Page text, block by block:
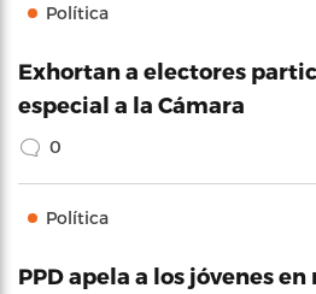
Política
Exhortan a electores
especial a la Cámara
0
Política
PPD apela a los jóvenes